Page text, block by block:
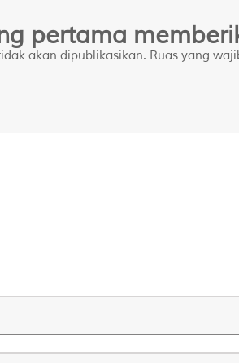
pertama
akan dipublikasikan. Ruas yang